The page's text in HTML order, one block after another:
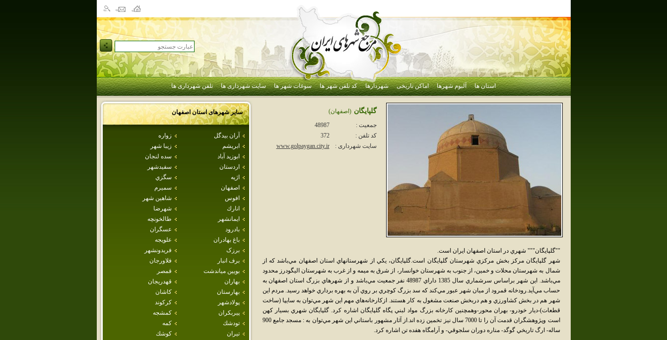
استان ها آلبوم شهرها اماکن تاریخی شهردارها کد تلفن شهر ها سوغات شهر ها سایت شهرداری ها تلفن شهرداری ها
سایر شهرهای استاناصفهان
آران بيدگل
زواره
ابريشم
زيبا شهر
ابوزيد آباد
سده لنجان
اردستان
سفيدشهر
اژيه
سگزي
اصفهان
سميرم
افوس
شاهين شهر
انارك
شهرضا
ايمانشهر
طالخونچه
بادرود
عسگران
باغ بهادران
علويجه
برزک
فريدونشهر
برف انبار
فلاورجان
بويين مياندشت
قمصر
بهاران
قهدريجان
بهارستان
كاشان
پولادشهر
كركوند
پيربكران
كمشجه
تودشك
كمه
تيران
كوشك
گلپايگان (اصفهان)
جمعیت :
48987
کد تلفن :
372
سایت شهرداری :
www.golpaygan.city.ir
""گلپايگان""" شهري در استان اصفهان ايران است.
شهر گلپايگان مرکز بخش مرکزي شهرستان گلپايگان است.گلپايگان، يکي از شهرستانهاي استان اصفهان مي‌باشد که از
شمال به شهرستان محلات و خمين، از جنوب به شهرستان خوانسار، از شرق به ميمه و از غرب به شهرستان اليگودرز محدود
مي‌باشد. اين شهر براساس سرشماري سال 1385 داراي 48987 نفر جمعيت مي‌باشد و از شهرهاي بزرگ استان اصفهان به
حساب مي‌آيد.رودخانه قمرود از ميان شهر عبور مي‌کند که سد بزرگ کوچري بر روي آن به بهره برداري خواهد رسيد. مردم اين
شهر هم در بخش کشاورزي و هم دربخش صنعت مشغول به کار هستند. ازکارخانه‌هاي مهم اين شهر مي‌توان به سايپا (ساخت
قطعات)-ديار خودرو- بهران محور-وهمچنين کارخانه بزرگ مواد لبني پگاه گلپايگان اشاره کرد. گلپايگان شهري بسيار کهن
است وپژوهشگران قدمت آن را تا 7000 سال نيز تخمين زده اند.از آثار مشهور باستاني اين شهر مي‌توان به : مسجد جامع 900
ساله- ارگ تاريخي گوگد- مناره دوران سلجوقي- و آرامگاه هفده تن اشاره کرد.